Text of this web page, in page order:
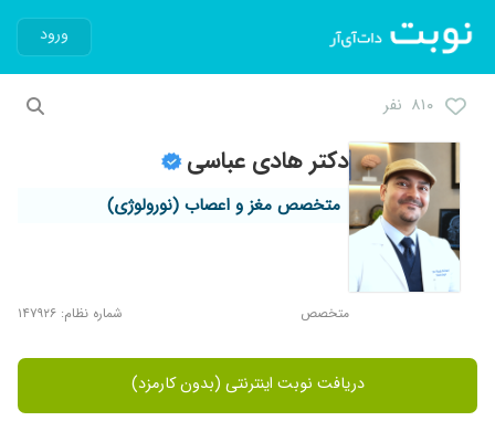
ورود
۸۱۰ نفر
دکتر هادی عباسی
متخصص مغز و اعصاب (نورولوژی)
متخصص شماره نظام: ۱۴۷۹۲۶
دریافت نوبت اینترنتی (بدون کارمزد)